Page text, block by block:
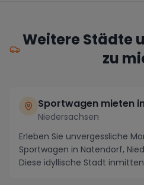
Weitere Städte
zu
Sportwagen mieten
Niedersachsen
Erleben Sie unvergessliche
Sportwagen in Natendorf,
Diese idyllische Stadt